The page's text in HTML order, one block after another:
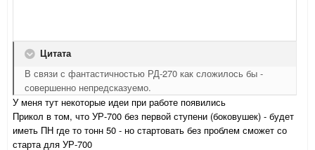
Цитата
В связи с фантастичностью РД-270 как сложилось бы -
совершенно непредсказуемо.
У меня тут некоторые идеи при работе появились
Прикол в том, что УР-700 без первой ступени (боковушек) - будет
иметь ПН где то тонн 50 - но стартовать без проблем сможет со
старта для УР-700